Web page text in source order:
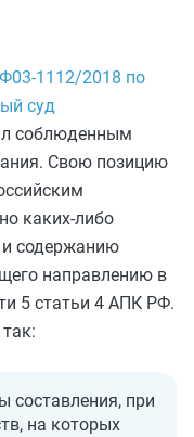
1112/2018 по
суд
соблюденным
Свою позицию
каких-либо
и содержанию
направлению в
5 статьи 4 АПК РФ.
составления, при
на которых